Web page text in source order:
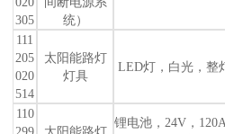
305
统）
111
205
020
514
太阳能路灯
灯具
LED灯，白光，整
110
299
太阳能路灯
锂电池，24V，